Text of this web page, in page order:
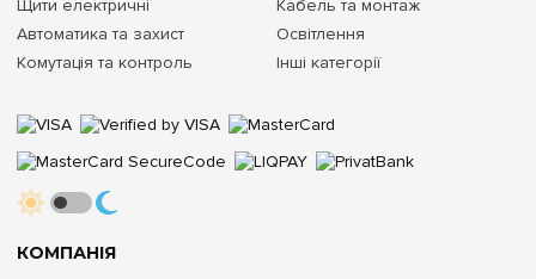
КОМПАНІЯ
Щити електричні
Автоматика та захист
Комутація та контроль
Кабель та монтаж
Освітлення
Інші категорії